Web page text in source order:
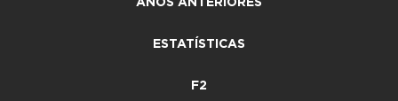
ESTATÍSTICAS
F2